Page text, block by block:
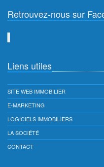
Retrouvez-nous sur
Liens utiles
SITE WEB IMMOBILIER
E-MARKETING
LOGICIELS IMMOBILIERS
LA SOCIÉTÉ
CONTACT